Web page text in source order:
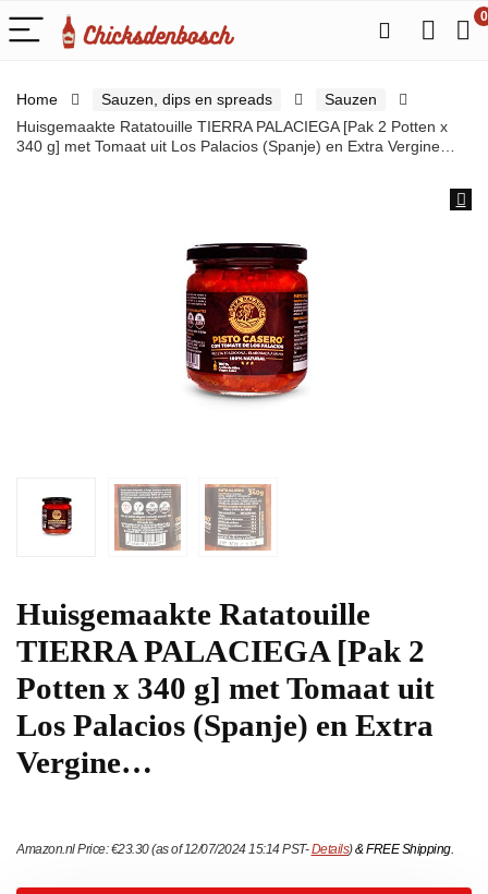
0
Home Sauzen, dips en spreads
Sauzen
Huisgemaakte Ratatouille TIERRA PALACIEGA [Pak 2 Potten x
340 g] met Tomaat uit Los Palacios (Spanje) en Extra Vergine…
Huisgemaakte Ratatouille
TIERRA PALACIEGA [Pak 2
Potten x 340 g] met Tomaat uit
Los Palacios (Spanje) en Extra
Vergine…
Amazon.nl Price:€23.30(as of 12/07/2024 15:14 PST-Details)&FREE Shipping.